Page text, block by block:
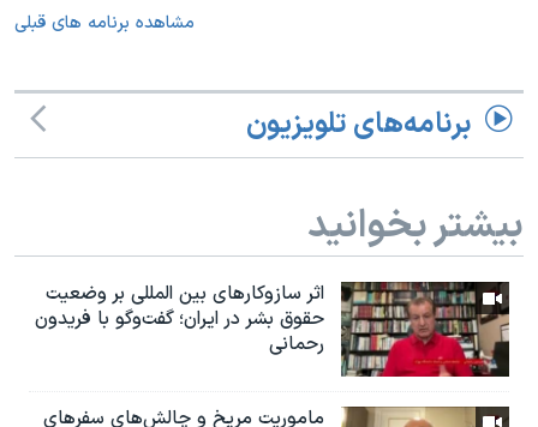
مشاهده برنامه های قبلی
برنامه‌های تلویزیون
بیشتر بخوانید
اثر ساز‌و‌کارهای بین المللی بر وضعیت
حقوق بشر در ایران؛ گفت‌وگو با فریدون
رحمانی
ماموریت مریخ و چالش‌های سفرهای